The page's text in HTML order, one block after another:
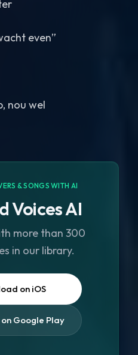
even”
nou wel
& SONGS WITH AI
Voices AI
more than 300
in our library.
on iOS
Google Play